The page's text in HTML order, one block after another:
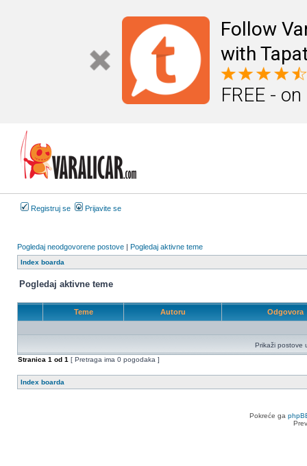
Follow
with
FREE -
Registruj se Prijavite se
Pogledaj neodgovorene postove | Pogledaj aktivne teme
Index boarda
Pogledaj aktivne teme
Teme Autoru Odgovora
Prikaži postove
Stranica 1 od 1 [ Pretraga ima 0 pogodaka ]
Index boarda
Pokreće ga